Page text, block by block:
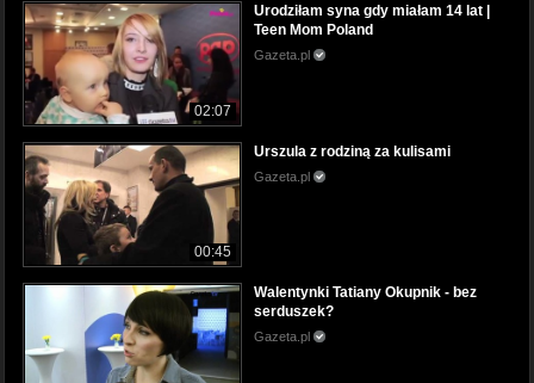
02:07
Urodziłam syna gdy miałam 14 lat |
Teen Mom Poland
Gazeta.pl
00:45
Urszula z rodziną za kulisami
Gazeta.pl
Walentynki Tatiany Okupnik - bez
serduszek?
Gazeta.pl